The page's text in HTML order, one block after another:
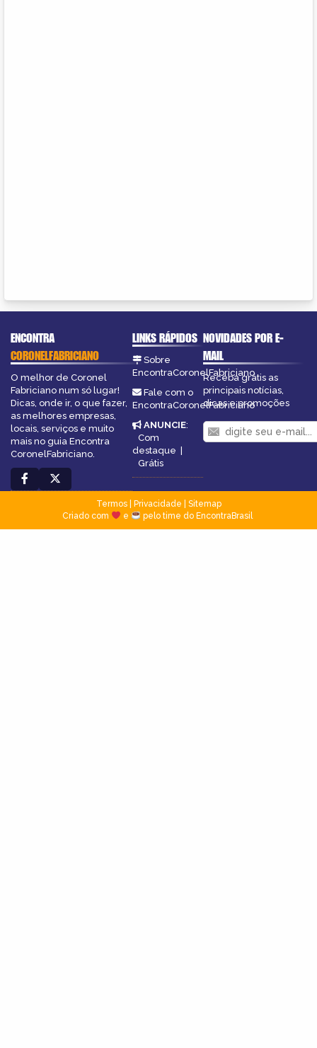
ENCONTRA
CORONELFABRICIANO
O melhor de Coronel
Fabriciano num só lugar!
Dicas, onde ir, o que fazer,
as melhores empresas,
locais, serviços e muito
mais no guia Encontra
CoronelFabriciano.
LINKS RÁPIDOS
Sobre
EncontraCoronelFabriciano
Fale com o
EncontraCoronelFabriciano
ANUNCIE:
Com
destaque
Grátis
NOVIDADES POR E-
MAIL
Receba grátis as
principais notícias,
dicas e promoções
Termos| Privacidade
Sitemap
Criado com
e pelo time do EncontraBrasil